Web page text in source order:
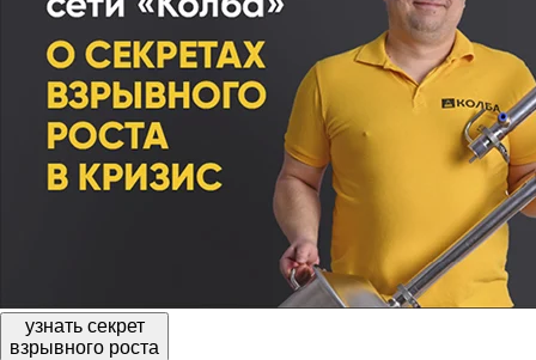
узнать секрет
взрывного роста